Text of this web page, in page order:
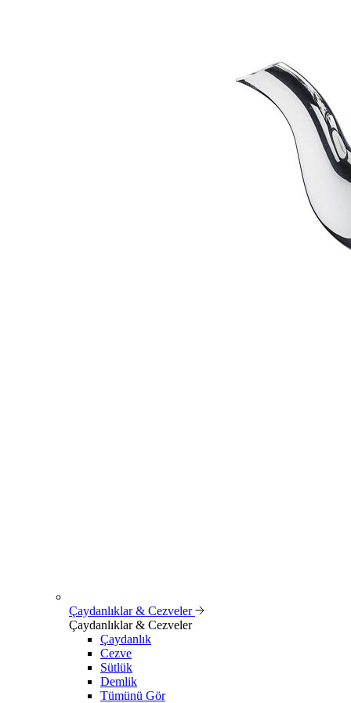
Çaydanlıklar & Cezveler
Çaydanlıklar & Cezveler
Çaydanlık
Cezve
Sütlük
Demlik
Tümünü Gör